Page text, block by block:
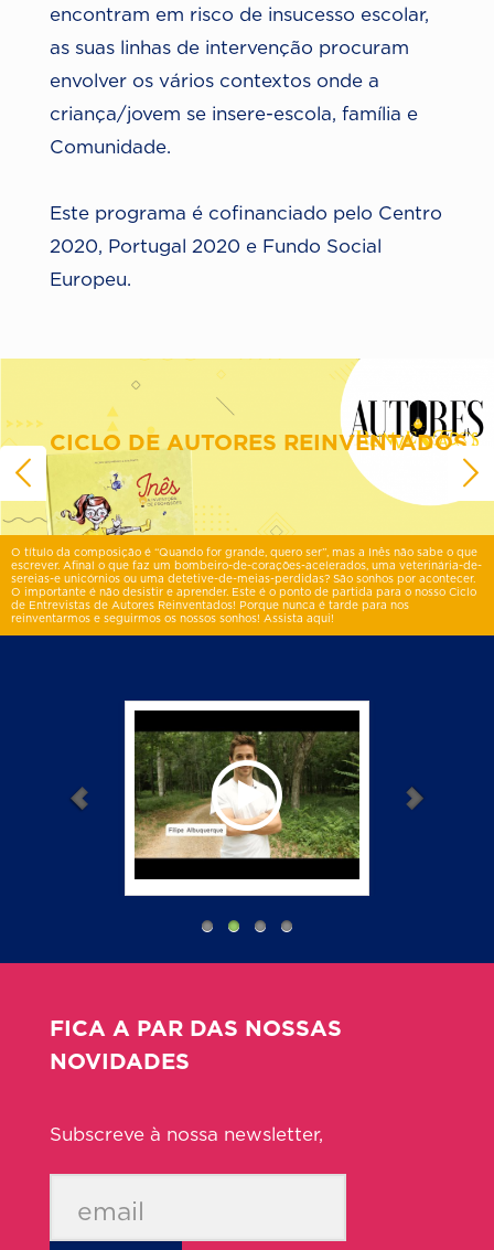
encontram em risco de insucesso escolar,
as suas linhas de intervenção procuram
envolver os vários contextos onde a
criança/jovem se insere-escola, família e
Comunidade.
Este programa é cofinanciado pelo Centro
2020, Portugal 2020 e Fundo Social
Europeu.
CICLO DE AUTORES REINVENTADOS
O título da composição é “Quando for grande, quero ser”, mas a Inês não sabe o que
escrever. Afinal o que faz um bombeiro-de-corações-acelerados, uma veterinária-de-
sereias-e unicórnios ou uma detetive-de-meias-perdidas? São sonhos por acontecer.
O importante é não desistir e aprender. Este é o ponto de partida para o nosso Ciclo
de Entrevistas de Autores Reinventados! Porque nunca é tarde para nos
reinventarmos e seguirmos os nossos sonhos! Assista aqui!
FICA A PAR DAS NOSSAS
NOVIDADES
Subscreve à nossa newsletter,